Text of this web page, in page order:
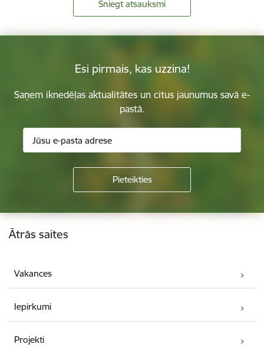
Sniegt atsauksmi
Esi pirmais, kas uzzina!
Saņem iknedēļas aktualitātes un citus jaunumus savā e-
pastā.
Kājene
Ātrās saites
Vakances
Iepirkumi
Projekti